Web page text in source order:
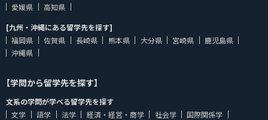
愛媛県
高知県
[九州・沖縄にある留学先を探す]
福岡県
佐賀県 長崎県 熊本県 大分県 宮崎県
鹿児島県
沖縄県
【学問から留学先を探す】
文系の学問が学べる留学先を探す
文学
語学 法学 経済・経営・商学 社会学
国際関係学